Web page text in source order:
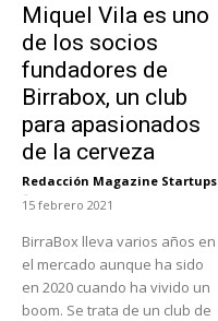
Miquel Vila es uno
de los socios
fundadores de
Birrabox, un club
para apasionados
de la cerveza
Redacción Magazine Startups
-
15 febrero 2021
BirraBox lleva varios años en
el mercado aunque ha sido
en 2020 cuando ha vivido un
boom. Se trata de un club de